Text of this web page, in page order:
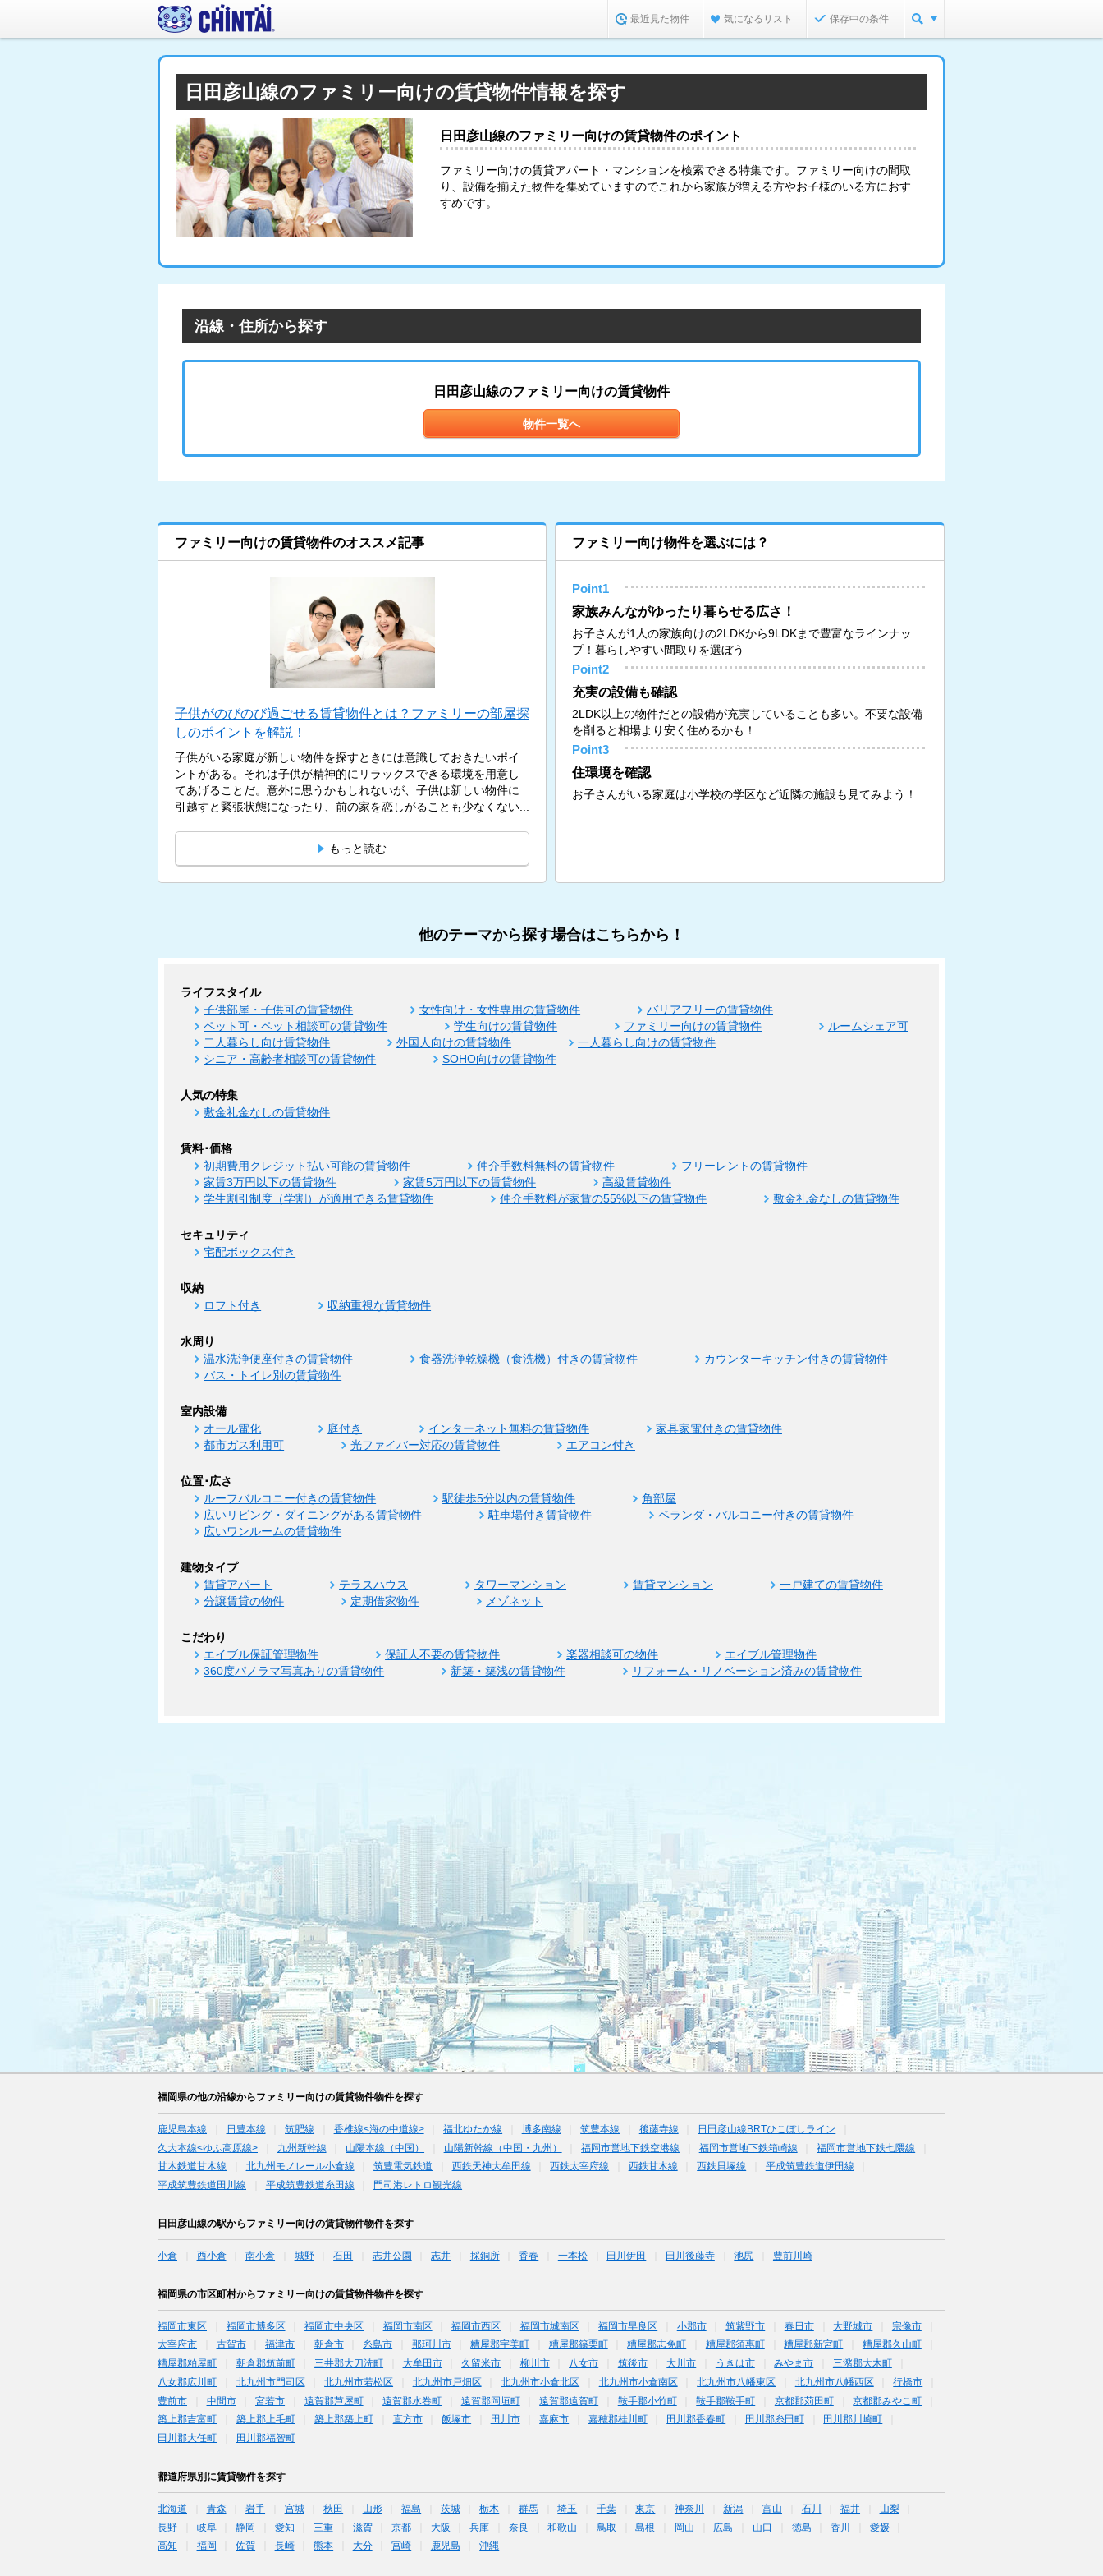
最近見た物件 気になるリスト 保存中の条件
日田彦山線のファミリー向けの賃貸物件情報を探す
日田彦山線のファミリー向けの賃貸物件のポイント
ファミリー向けの賃貸アパート・マンションを検索できる特集です。ファミリー向けの間取
り、設備を揃えた物件を集めていますのでこれから家族が増える方やお子様のいる方におす
すめです。
沿線・住所から探す
日田彦山線のファミリー向けの賃貸物件
物件一覧へ
ファミリー向けの賃貸物件のオススメ記事
子供がのびのび過ごせる賃貸物件とは？ファミリーの部屋探
しのポイントを解説！
子供がいる家庭が新しい物件を探すときには意識しておきたいポイ
ントがある。それは子供が精神的にリラックスできる環境を用意し
てあげることだ。意外に思うかもしれないが、子供は新しい物件に
引越すと緊張状態になったり、前の家を恋しがることも少なくない...
もっと読む
ファミリー向け物件を選ぶには？
Point1
家族みんながゆったり暮らせる広さ！
お子さんが1人の家族向けの2LDKから9LDKまで豊富なラインナッ
プ！暮らしやすい間取りを選ぼう
Point2
充実の設備も確認
2LDK以上の物件だとの設備が充実していることも多い。不要な設備
を削ると相場より安く住めるかも！
Point3
住環境を確認
お子さんがいる家庭は小学校の学区など近隣の施設も見てみよう！
他のテーマから探す場合はこちらから！
ライフスタイル
子供部屋・子供可の賃貸物件 女性向け・女性専用の賃貸物件
バリアフリーの賃貸物件
ペット可・ペット相談可の賃貸物件
学生向けの賃貸物件 ファミリー向けの賃貸物件
ルームシェア可
二人暮らし向け賃貸物件
外国人向けの賃貸物件
一人暮らし向けの賃貸物件
シニア・高齢者相談可の賃貸物件
SOHO向けの賃貸物件
人気の特集
敷金礼金なしの賃貸物件
賃料･価格
初期費用クレジット払い可能の賃貸物件 仲介手数料無料の賃貸物件
フリーレントの賃貸物件
家賃3万円以下の賃貸物件
家賃5万円以下の賃貸物件
高級賃貸物件
学生割引制度（学割）が適用できる賃貸物件
仲介手数料が家賃の55%以下の賃貸物件 敷金礼金なしの賃貸物件
セキュリティ
宅配ボックス付き
収納
ロフト付き 収納重視な賃貸物件
水周り
温水洗浄便座付きの賃貸物件 食器洗浄乾燥機（食洗機）付きの賃貸物件
カウンターキッチン付きの賃貸物件
バス・トイレ別の賃貸物件
室内設備
オール電化 庭付き インターネット無料の賃貸物件
家具家電付きの賃貸物件
都市ガス利用可
光ファイバー対応の賃貸物件 エアコン付き
位置･広さ
ルーフバルコニー付きの賃貸物件 駅徒歩5分以内の賃貸物件
角部屋
広いリビング・ダイニングがある賃貸物件
駐車場付き賃貸物件
ベランダ・バルコニー付きの賃貸物件
広いワンルームの賃貸物件
建物タイプ
賃貸アパート テラスハウス タワーマンション 賃貸マンション
一戸建ての賃貸物件
分譲賃貸の物件
定期借家物件 メゾネット
こだわり
エイブル保証管理物件 保証人不要の賃貸物件 楽器相談可の物件
エイブル管理物件
360度パノラマ写真ありの賃貸物件
新築・築浅の賃貸物件 リフォーム・リノベーション済みの賃貸物件
福岡県の他の沿線からファミリー向けの賃貸物件物件を探す
鹿児島本線 日豊本線 筑肥線 香椎線<海の中道線> 福北ゆたか線 博多南線 筑豊本線 後藤寺線
日田彦山線BRTひこぼしライン
久大本線<ゆふ高原線>
九州新幹線 山陽本線（中国） 山陽新幹線（中国・九州） 福岡市営地下鉄空港線 福岡市営地下鉄箱崎線
福岡市営地下鉄七隈線
甘木鉄道甘木線
北九州モノレール小倉線 筑豊電気鉄道 西鉄天神大牟田線 西鉄太宰府線 西鉄甘木線 西鉄貝塚線
平成筑豊鉄道伊田線
平成筑豊鉄道田川線
平成筑豊鉄道糸田線 門司港レトロ観光線
日田彦山線の駅からファミリー向けの賃貸物件物件を探す
小倉 西小倉 南小倉 城野 石田 志井公園 志井 採銅所 香春 一本松 田川伊田 田川後藤寺 池尻 豊前川崎
福岡県の市区町村からファミリー向けの賃貸物件物件を探す
福岡市東区 福岡市博多区 福岡市中央区 福岡市南区 福岡市西区 福岡市城南区 福岡市早良区 小郡市 筑紫野市 春日市 大野城市
宗像市
太宰府市
古賀市 福津市 朝倉市 糸島市 那珂川市 糟屋郡宇美町 糟屋郡篠栗町 糟屋郡志免町 糟屋郡須惠町 糟屋郡新宮町
糟屋郡久山町
糟屋郡粕屋町
朝倉郡筑前町 三井郡大刀洗町 大牟田市 久留米市 柳川市 八女市 筑後市 大川市 うきは市 みやま市
三潴郡大木町
八女郡広川町
北九州市門司区 北九州市若松区 北九州市戸畑区 北九州市小倉北区 北九州市小倉南区 北九州市八幡東区 北九州市八幡西区
行橋市
豊前市
中間市 宮若市 遠賀郡芦屋町 遠賀郡水巻町 遠賀郡岡垣町 遠賀郡遠賀町 鞍手郡小竹町 鞍手郡鞍手町 京都郡苅田町
京都郡みやこ町
築上郡吉富町
築上郡上毛町 築上郡築上町 直方市 飯塚市 田川市 嘉麻市 嘉穂郡桂川町 田川郡香春町 田川郡糸田町
田川郡川崎町
田川郡大任町
田川郡福智町
都道府県別に賃貸物件を探す
北海道 青森 岩手 宮城 秋田 山形 福島 茨城 栃木 群馬 埼玉 千葉 東京 神奈川 新潟 富山 石川 福井
山梨
長野
岐阜 静岡 愛知 三重 滋賀 京都 大阪 兵庫 奈良 和歌山 鳥取 島根 岡山 広島 山口 徳島 香川
愛媛
高知
福岡 佐賀 長崎 熊本 大分 宮崎 鹿児島 沖縄